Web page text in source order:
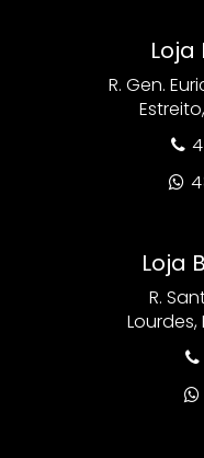
Loja
R. Gen.


Loja
R.
Lourdes,

